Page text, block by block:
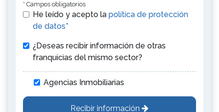
* Campos obligatorios
He leído y acepto la política de protección
de datos*
¿Deseas recibir información de otras
franquicias del mismo sector?
Agencias Inmobiliarias
Recibir información